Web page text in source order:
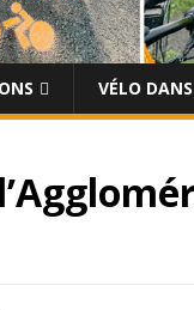
VÉLO